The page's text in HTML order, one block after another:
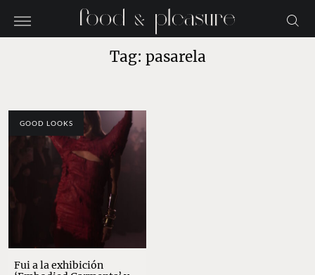
Tag: pasarela
GOOD LOOKS
Fui a la exhibición